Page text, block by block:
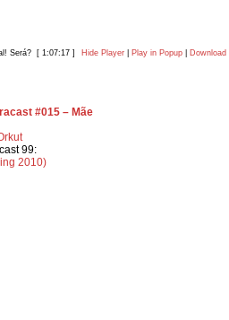
Será? [ 1:07:17 ] Hide Player| Play in Popup| Download
#015 – Mãe
99:
2010)